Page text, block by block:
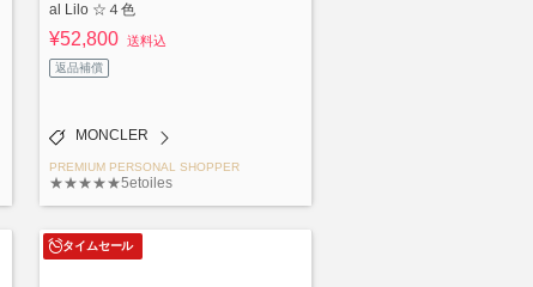
al Lilo ☆４色
¥52,800 送料込
返品補償
MONCLER
PREMIUM PERSONAL SHOPPER
★★★★★5etoiles
タイムセール